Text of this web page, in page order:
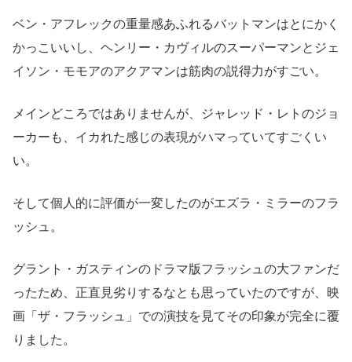
ベン・アフレックの重量感あふれるバットマンはとにかく
かっこいいし、ヘンリー・カヴィルのスーパーマンとジェ
イソン・モモアのアクアマンは筋肉の説得力がすごい。
メインどころではありませんが、ジャレッド・レトのジョ
ーカーも、イカれた感じの表現がハマっていてすごくい
い。
そして個人的に評価が一変したのがエズラ・ミラーのフラ
ッシュ。
グラント・ガスティンのドラマ版フラッシュの大ファンだ
ったため、正直見劣りするなとも思っていたのですが、映
画「ザ・フラッシュ」での演技を見てその印象が完全に覆
りました。